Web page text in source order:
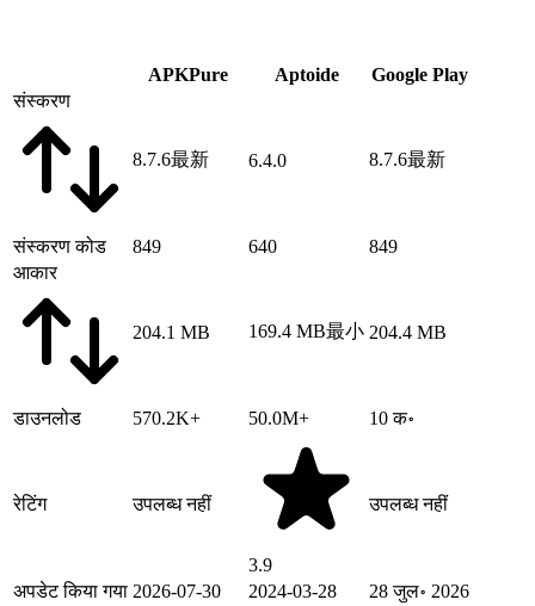
APKPure Aptoide
Google Play
संस्करण
8.7.6最新 6.4.0 8.7.6最新
संस्करण कोड 849 640
849
आकार
204.1 MB 169.4 MB最小 204.4 MB
डाउनलोड 570.2K+ 50.0M+ 10 क॰
रेटिंग उपलब्ध नहीं
3.9
उपलब्ध नहीं
अपडेट किया गया 2026-07-30 2024-03-28
28 जुल॰ 2026